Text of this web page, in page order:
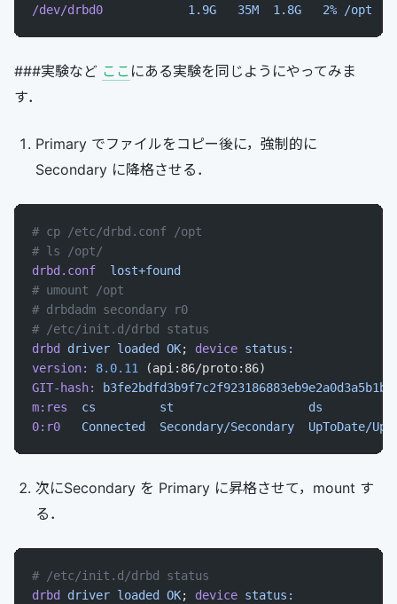
/dev/drbd0
            1.9G
   35M
  1.8G
   2%
/opt
###実験など ここ にある実験を同じようにやってみま
す．
Primary でファイルをコピー後に，強制的に
Secondary に降格させる．
# cp /etc/drbd.conf /opt
# ls /opt/
drbd.conf
  lost+found
# umount /opt
# drbdadm secondary r0
# /etc/init.d/drbd status
drbd
driver loaded OK; device status:
version:
8.0.11 (api:86/proto:86)
GIT-hash:
b3fe2bdfd3b9f7c2f923186883eb9e2a0d3a5b1b
m:res
  cs
         st
                   ds
0:r0
   Connected
  Secondary/Secondary
UpToDate/
次にSecondary を Primary に昇格させて，mount す
る．
# /etc/init.d/drbd status
drbd
driver loaded OK; device status: